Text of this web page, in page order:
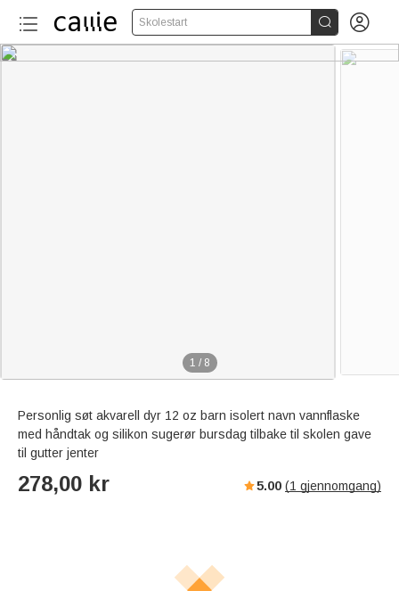
Skolestart  
1 / 8
Personlig søt akvarell dyr 12 oz barn isolert navn vannflaske
med håndtak og silikon sugerør bursdag tilbake til skolen gave
til gutter jenter
278,00 kr 5.00 (1 gjennomgang)